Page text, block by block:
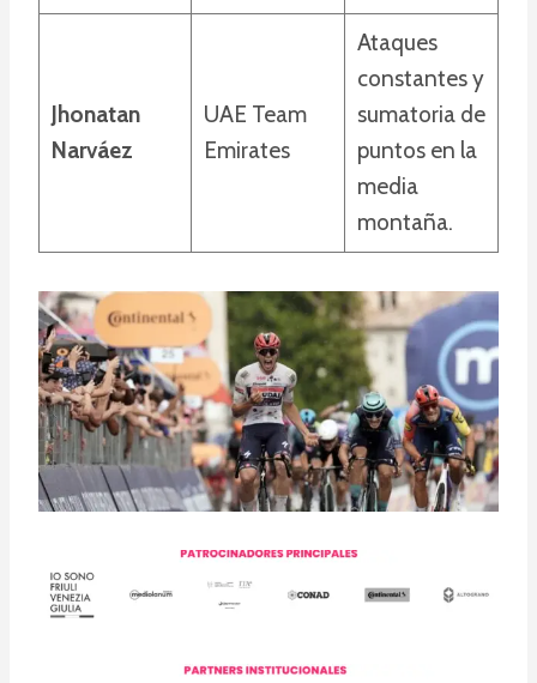
Jhonatan
Narváez
UAE Team
Emirates
Ataques
constantes y
sumatoria de
puntos en la
media
montaña.